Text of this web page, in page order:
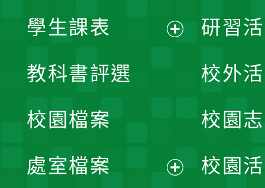
學生課表
單
教科書評選
校園檔案
處室檔案
研習
校外
校園
校園